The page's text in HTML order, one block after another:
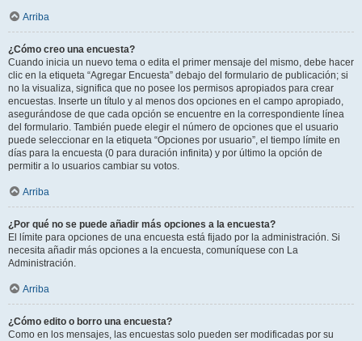
Arriba
¿Cómo creo una encuesta?
Cuando inicia un nuevo tema o edita el primer mensaje del mismo, debe hacer
clic en la etiqueta “Agregar Encuesta” debajo del formulario de publicación; si
no la visualiza, significa que no posee los permisos apropiados para crear
encuestas. Inserte un título y al menos dos opciones en el campo apropiado,
asegurándose de que cada opción se encuentre en la correspondiente línea
del formulario. También puede elegir el número de opciones que el usuario
puede seleccionar en la etiqueta “Opciones por usuario”, el tiempo límite en
días para la encuesta (0 para duración infinita) y por último la opción de
permitir a lo usuarios cambiar su votos.
Arriba
¿Por qué no se puede añadir más opciones a la encuesta?
El límite para opciones de una encuesta está fijado por la administración. Si
necesita añadir más opciones a la encuesta, comuníquese con La
Administración.
Arriba
¿Cómo edito o borro una encuesta?
Como en los mensajes, las encuestas solo pueden ser modificadas por su